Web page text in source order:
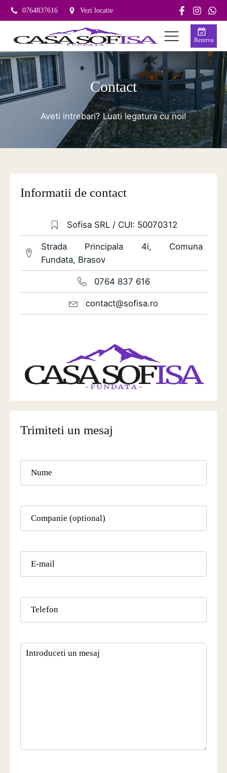
0764837616 Vezi locatie
Rezerva
Contact
Aveti intrebari? Luati legatura cu noi!
Informatii de contact
Sofisa SRL / CUI: 50070312
Strada Principala 4i, Comuna
Fundata, Brasov
0764 837 616
contact@sofisa.ro
Trimiteti un mesaj
Nume
Companie
E-
mail
Telefon
Mesaj